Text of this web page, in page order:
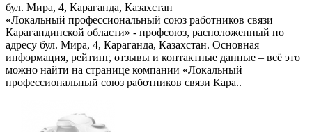
бул. Мира, 4, Караганда, Казахстан
«Локальный профессиональный союз работников связи
Карагандинской области» - профсоюз, расположенный по
адресу бул. Мира, 4, Караганда, Казахстан. Основная
информация, рейтинг, отзывы и контактные данные – всё это
можно найти на странице компании «Локальный
профессиональный союз работников связи Кара..